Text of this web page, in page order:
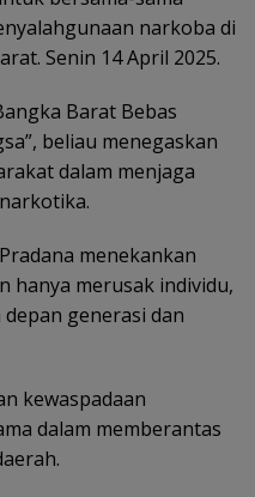
narkoba di
Senin 14 April 2025.
Barat Bebas
beliau menegaskan
dalam menjaga
menekankan
hanya merusak individu,
generasi dan
kewaspadaan
dalam memberantas